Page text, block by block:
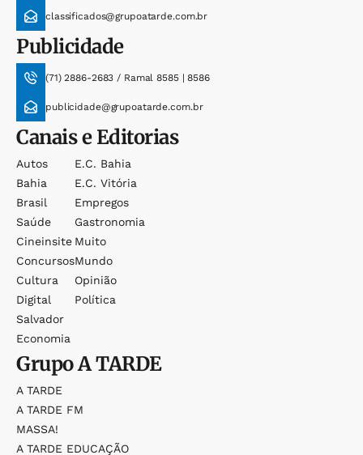
classificados@grupoatarde.com.br
Publicidade
(71) 2886-2683 / Ramal 8585 | 8586
publicidade@grupoatarde.com.br
Canais e Editorias
Autos
Bahia
Brasil
Saúde
Cineinsite
Concursos
Cultura
Digital
Salvador
Economia
E.c. Bahia
E.c. Vitória
Empregos
Gastronomia
Muito
Mundo
Opinião
Política
GrupoA TARDE
A TARDE
A TARDE FM
MASSA!
A TARDE EDUCAÇÃO